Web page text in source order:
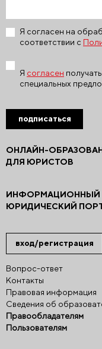
вход/регистрация
Вопрос-ответ
Контакты
Правовая информация
Сведения об
Правообладателям
Пользователям
ОНЛАЙН-
ДЛЯ ЮРИСТОВ
ИНФОРМАЦИОННЫЙ
ЮРИДИЧЕСКИЙ
Я согласен на
соответствии с
Я согласен
специальных
подписаться